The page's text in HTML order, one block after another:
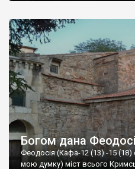
Богом дана
Феодосія (Кафа-12 (13) -15 (18)
мою думку) міст всього